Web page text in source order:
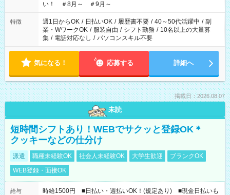
い！ ＃8月～ ＃9月～
特徴 週1日からOK / 日払いOK / 履歴書不要 / 40～50代活躍中 / 副
業・WワークOK / 服装自由 / シフト勤務 / 10名以上の大量募
集 / 電話対応なし / パソコンスキル不要
気になる！ 応募する 詳細へ
掲載日：2026.08.07
未読
短時間シフトあり！WEBでサクッと登録OK＊
クッキーなどの仕分け
派遣 職種未経験OK 社会人未経験OK 大学生歓迎
ブランクOK
WEB登録・面接OK
給与
時給1500円 ■日払い・週払いOK！(規定あり) ■現金日払いも